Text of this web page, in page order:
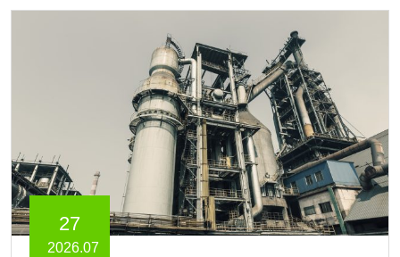
27
2026.07